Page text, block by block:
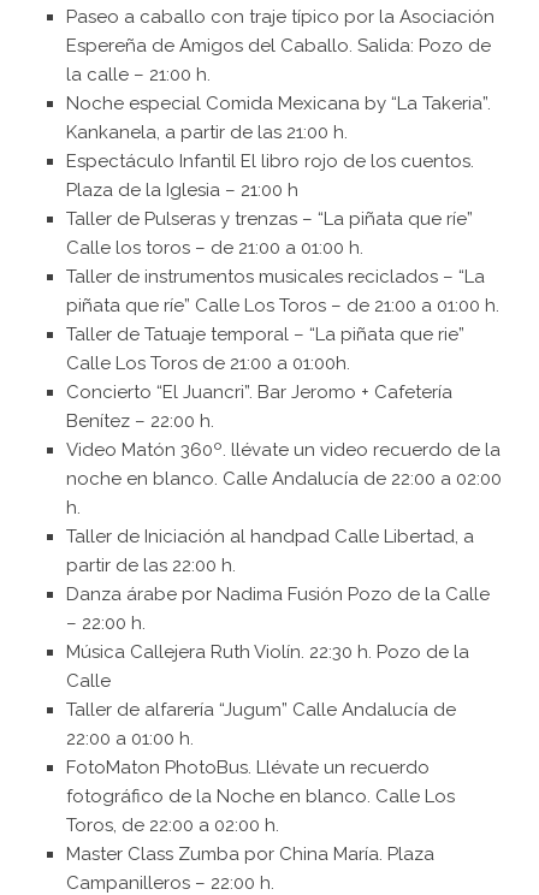
Paseo a caballo con traje típico por la Asociación
Espereña de Amigos del Caballo. Salida: Pozo de
la calle – 21:00 h.
Noche especial Comida Mexicana by “La Takeria”.
Kankanela, a partir de las 21:00 h.
Espectáculo Infantil El libro rojo de los cuentos.
Plaza de la Iglesia – 21:00 h
Taller de Pulseras y trenzas – “La piñata que ríe”
Calle los toros – de 21:00 a 01:00 h.
Taller de instrumentos musicales reciclados – “La
piñata que ríe” Calle Los Toros – de 21:00 a 01:00 h.
Taller de Tatuaje temporal – “La piñata que rie”
Calle Los Toros de 21:00 a 01:00h.
Concierto “El Juancri”. Bar Jeromo + Cafetería
Benítez – 22:00 h.
Video Matón 360º. llévate un video recuerdo de la
noche en blanco. Calle Andalucía de 22:00 a 02:00
h.
Taller de Iniciación al handpad Calle Libertad, a
partir de las 22:00 h.
Danza árabe por Nadima Fusión Pozo de la Calle
– 22:00 h.
Música Callejera Ruth Violín. 22:30 h. Pozo de la
Calle
Taller de alfarería “Jugum” Calle Andalucía de
22:00 a 01:00 h.
FotoMaton PhotoBus. Llévate un recuerdo
fotográfico de la Noche en blanco. Calle Los
Toros, de 22:00 a 02:00 h.
Master Class Zumba por China María. Plaza
Campanilleros – 22:00 h.